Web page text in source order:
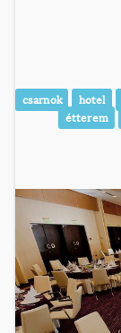
csarnok hotel
étterem